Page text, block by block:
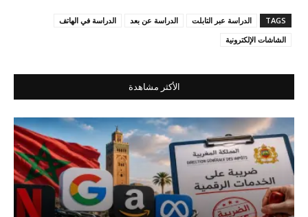
TAGS الدراسة عبر التابلت الدراسة عن بعد
الدراسة في الهاتف
الشاشات الإلكترونية
الأكثر مشاهدة